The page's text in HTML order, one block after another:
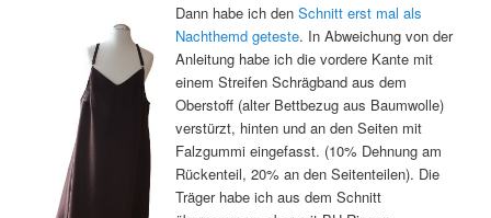
Dann habe ich denSchnitt erst mal als
Nachthemd geteste. In Abweichung von der
Anleitung habe ich die vordere Kante mit
einem Streifen Schrägband aus dem
Oberstoff (alter Bettbezug aus Baumwolle)
verstürzt, hinten und an den Seiten mit
Falzgummi eingefasst. (10% Dehnung am
Rückenteil, 20% an den Seitenteilen). Die
Träger habe ich aus dem Schnitt